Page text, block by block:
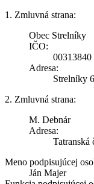
1. Zmluvná strana:
Obec Strelníky
IČO:
00313840
Adresa:
Strelníky
2. Zmluvná strana:
M. Debnár
Adresa:
Tatranská
Meno podpisujúcej
Ján Majer